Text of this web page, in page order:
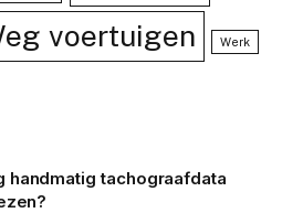
voertuigen Werk
handmatig tachograafdata